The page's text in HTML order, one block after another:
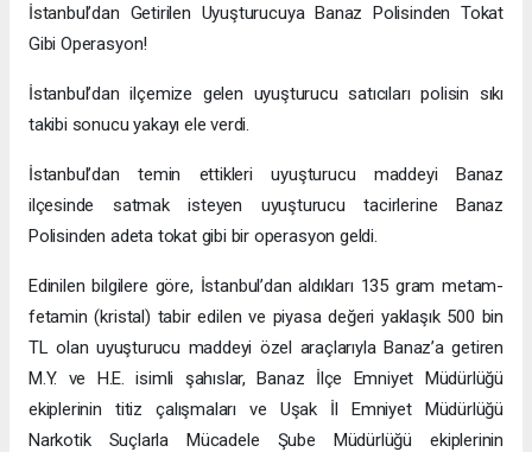
İstanbul’dan Getirilen Uyuşturucuya Banaz Polisinden Tokat
Gibi Operasyon!
İstanbul’dan ilçemize gelen uyuşturucu satıcıları polisin sıkı
takibi sonucu yakayı ele verdi.
İstanbul’dan temin ettikleri uyuşturucu maddeyi Banaz
ilçesinde satmak isteyen uyuşturucu tacirlerine Banaz
Polisinden adeta tokat gibi bir operasyon geldi.
Edinilen bilgilere göre, İstanbul’dan aldıkları 135 gram metam-
fetamin (kristal) tabir edilen ve piyasa değeri yaklaşık 500 bin
TL olan uyuşturucu maddeyi özel araçlarıyla Banaz’a getiren
M.Y. ve H.E. isimli şahıslar, Banaz İlçe Emniyet Müdürlüğü
ekiplerinin titiz çalışmaları ve Uşak İl Emniyet Müdürlüğü
Narkotik Suçlarla Mücadele Şube Müdürlüğü ekiplerinin